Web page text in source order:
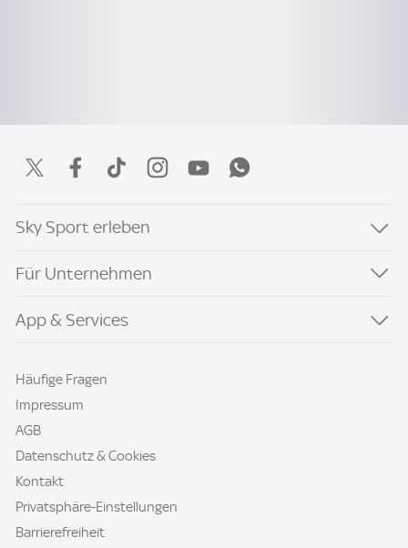
Sky Sport erleben
Für Unternehmen
App & Services
Häufige Fragen
Impressum
AGB
Datenschutz & Cookies
Kontakt
Privatsphäre-Einstellungen
Barrierefreiheit